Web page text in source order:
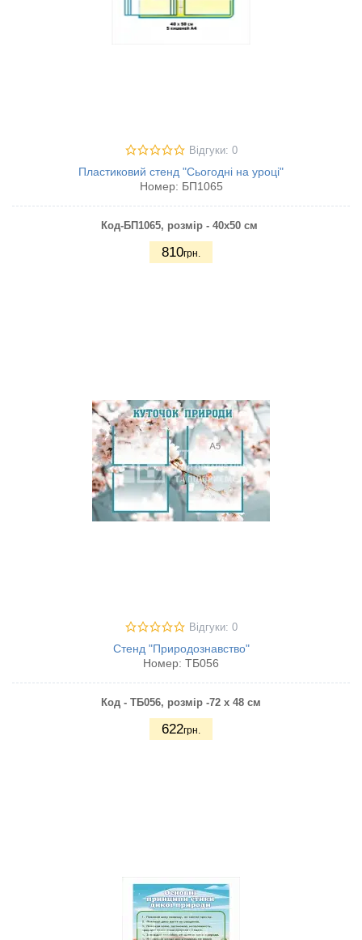
Відгуки: 0
Пластиковий стенд "Сьогодні на уроці"
Номер: БП1065
Код-БП1065, розмір - 40х50 см
810грн.
Відгуки: 0
Стенд "Природознавство"
Номер: ТБ056
Код - ТБ056, розмір -72 х 48 см
622грн.